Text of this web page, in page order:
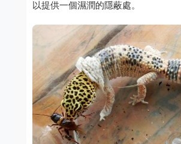
以提供一個濕潤的隱蔽處。